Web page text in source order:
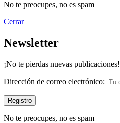
No te preocupes, no es spam
Cerrar
Newsletter
¡No te pierdas nuevas publicaciones!
Dirección de correo electrónico:
No te preocupes, no es spam